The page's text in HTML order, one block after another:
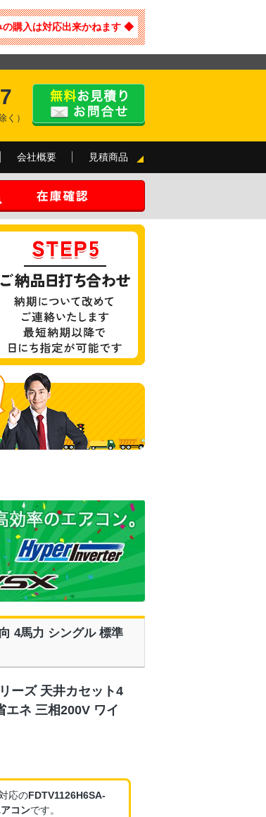
購入は対応出来かねます ◆
）
会社概要 見積商品
4馬力 シングル 標準
ーズ 天井カセット4
エネ 三相200V ワイ
応のFDTV1126H6SA-
コンです。